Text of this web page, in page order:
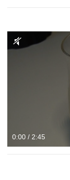
0:00 / 2:45